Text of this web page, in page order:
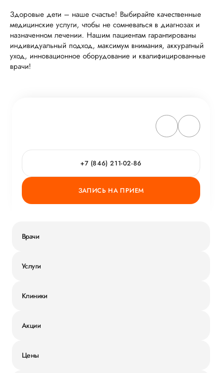
Здоровые дети – наше счастье! Выбирайте качественные
медицинские услуги, чтобы не сомневаться в диагнозах и
назначенном лечении. Нашим пациентам гарантированы
индивидуальный подход, максимум внимания, аккуратный
уход, инновационное оборудование и квалифицированные
врачи!
+7 (846) 211-02-86
ЗАПИСЬ НА ПРИЕМ
Врачи
Услуги
Клиники
Акции
Цены